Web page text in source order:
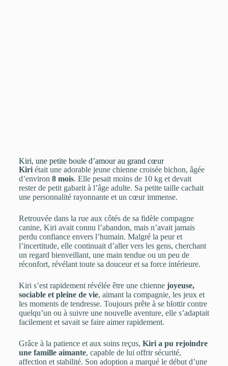
Kiri, une petite boule d’amour au grand cœur
Kiriétait une adorable jeune chienne croisée bichon, âgée
d’environ 8 mois. Elle pesait moins de 10 kg et devait
rester de petit gabarit à l’âge adulte. Sa petite taille cachait
une personnalité rayonnante et un cœur immense.
Retrouvée dans la rue aux côtés de sa fidèle compagne
canine, Kiri avait connu l’abandon, mais n’avait jamais
perdu confiance envers l’humain. Malgré la peur et
l’incertitude, elle continuait d’aller vers les gens, cherchant
un regard bienveillant, une main tendue ou un peu de
réconfort, révélant toute sa douceur et sa force intérieure.
Kiri s’est rapidement révélée être une chienne joyeuse,
sociable et pleine de vie, aimant la compagnie, les jeux et
les moments de tendresse. Toujours prête à se blottir contre
quelqu’un ou à suivre une nouvelle aventure, elle s’adaptait
facilement et savait se faire aimer rapidement.
Grâce à la patience et aux soins reçus, Kiri a pu rejoindre
une famille aimante, capable de lui offrir sécurité,
affection et stabilité. Son adoption a marqué le début d’une